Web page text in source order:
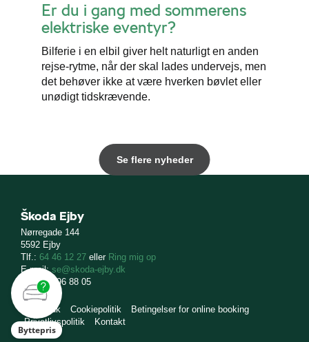
Er du i gang med sommerens
elektriske eventyr?
Bilferie i en elbil giver helt naturligt en anden
rejse-rytme, når der skal lades undervejs, men
det behøver ikke at være hverken bøvlet eller
unødigt tidskrævende.
Se flere nyheder
Škoda Ejby
Nørregade 144
5592 Ejby
Tlf.: 64 46 12 27 eller Ring mig op
E-mail:se@skoda-ejby.dk
CVR: 11 96 88 05
skoda.dk Cookiepolitik
Betingelser for online booking
Privatlivspolitik
Kontakt
Byttepris